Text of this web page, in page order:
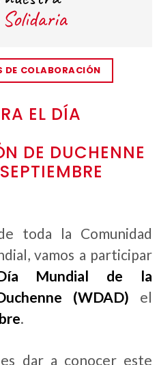
EL DÍA
DE DUCHENNE
toda la Comunidad
vamos a participar
Mundial de la
(WDAD) el
.
dar a conocer este
DE COLABORACIÓN